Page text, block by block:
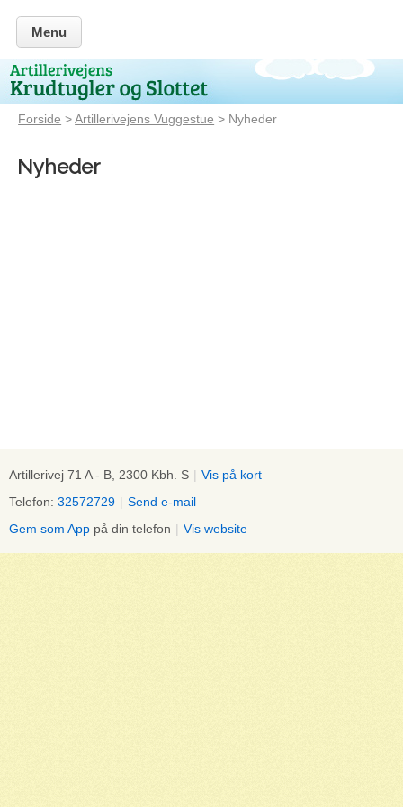
Menu
Forside >Artillerivejens Vuggestue > Nyheder
Nyheder
Artillerivej 71 A - B, 2300 Kbh. S | Vis på kort
Telefon: 32572729 | Send e-mail
Gem som App på din telefon | Vis website